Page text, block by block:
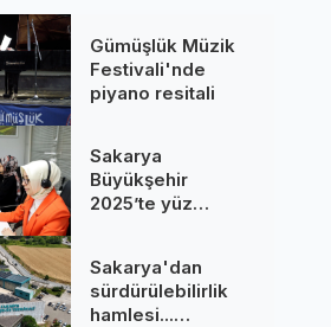
Gümüşlük Müzik
Festivali'nde
piyano resitali
Sakarya
Büyükşehir
2025’te yüz
çağrı cevaplandı
Sakarya'dan
sürdürülebilirlik
hamlesi...